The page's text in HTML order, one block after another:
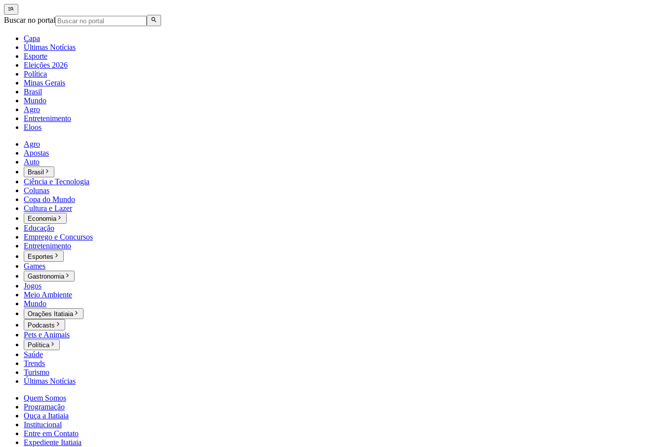
Buscar no portal
Capa
Últimas Notícias
Esporte
Eleições 2026
Política
Minas Gerais
Brasil
Mundo
Agro
Entretenimento
Eloos
Agro
Apostas
Auto
Brasil
Ciência e Tecnologia
Colunas
Copa do Mundo
Cultura e Lazer
Economia
Educação
Emprego e Concursos
Entretenimento
Esportes
Games
Gastronomia
Jogos
Meio Ambiente
Mundo
Orações Itatiaia
Podcasts
Pets e Animais
Política
Saúde
Trends
Turismo
Últimas Notícias
Quem Somos
Programação
Ouça a Itatiaia
Institucional
Entre em Contato
Expediente Itatiaia